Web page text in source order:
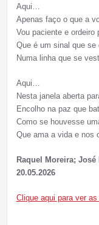
Aqui…
Apenas faço o que a
Vou paciente e ordeiro
Que é um sinal que se
Numa linha que se
Aqui…
Nesta janela aberta
Encolho na paz que
Como se houvesse
Que ama a vida e nos
Raquel Moreira;
20.05.2026
Clique aqui para ver